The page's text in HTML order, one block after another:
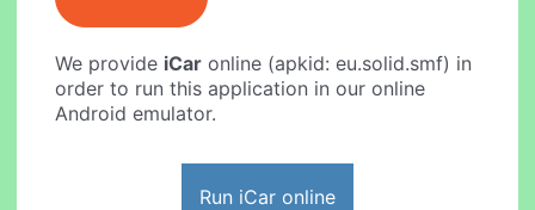
We provide iCar online (apkid: eu.solid.smf) in
order to run this application in our online
Android emulator.
Run iCar online